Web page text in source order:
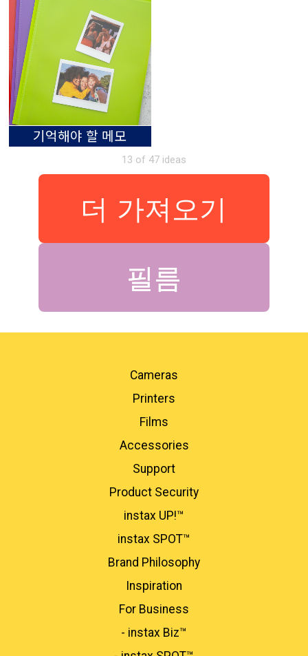
기억해야 할 메모
13 of 47 ideas
더 가져오기
필름
필름
Cameras
Printers
Films
Accessories
Support
Product Security
instax UP!™
instax SPOT™
Brand Philosophy
Inspiration
For Business​
- instax Biz™